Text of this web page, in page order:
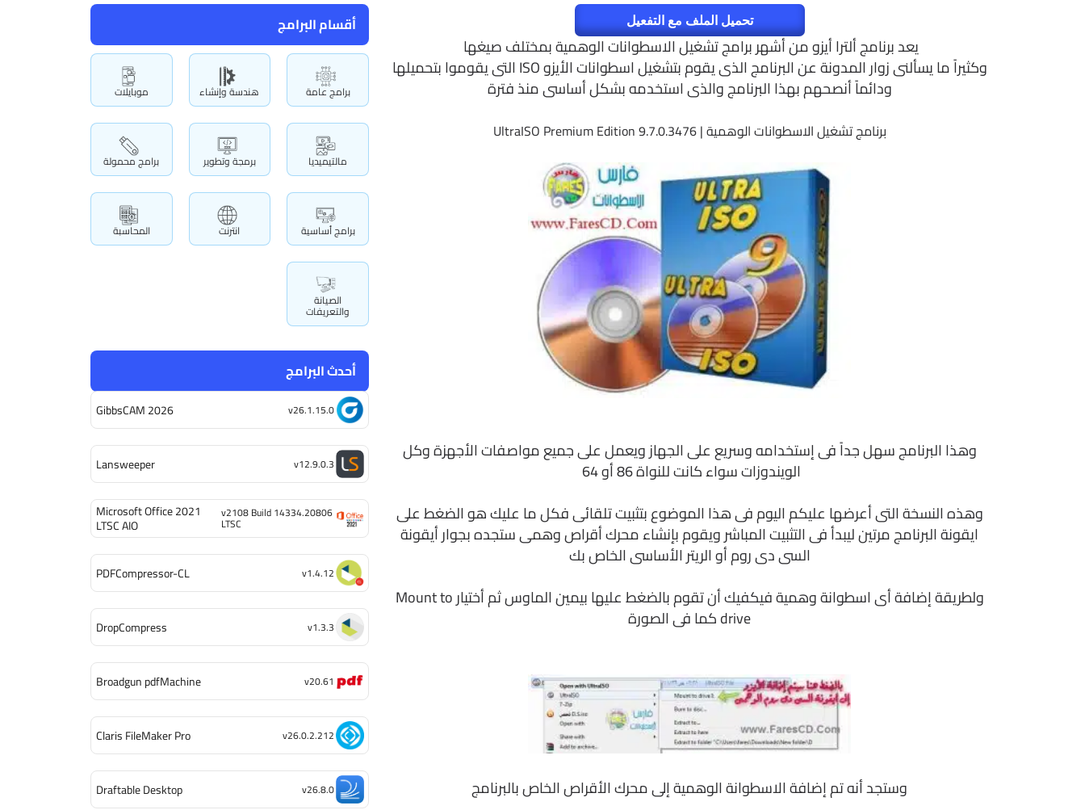
أقسام البرامج
برامج عامة هندسة وإنشاء موبايلات
مالتيميديا برمجة وتطوير برامج محمولة
برامج أساسية انترنت المحاسبة
الصيانة
والتعريفات
أحدث البرامج
GibbsCAM 2026 v26.1.15.0
Lansweeper v12.9.0.3
Microsoft Office 2021
LTSC AIO
v2108 Build 14334.20806
LTSC
PDFCompressor-CL v1.4.12
DropCompress v1.3.3
Broadgun pdfMachine v20.61
Claris FileMaker Pro v26.0.2.212
Draftable Desktop v26.8.0
تحميل الملف مع التفعيل
يعد برنامج ألترا أيزو من أشهر برامج تشغيل الاسطوانات الوهمية بمختلف صيغها
وكثيراً ما يسألنى زوار المدونة عن البرنامج الذى يقوم بتشغيل اسطوانات الأيزو ISO التى يقوموا بتحميلها
ودائماً أنصحهم بهذا البرنامج والذى استخدمه بشكل أساسى منذ فترة
برنامج تشغيل الاسطوانات الوهمية | UltraISO Premium Edition 9.7.0.3476
وهذا البرنامج سهل جداً فى إستخدامه وسريع على الجهاز ويعمل على جميع مواصفات الأجهزة وكل
الويندوزات سواء كانت للنواة 86 أو 64
وهذه النسخة التى أعرضها عليكم اليوم فى هذا الموضوع بتثبيت تلقائى فكل ما عليك هو الضغط على
ايقونة البرنامج مرتين ليبدأ فى التثبيت المباشر ويقوم بإنشاء محرك أقراص وهمى ستجده بجوار أيقونة
السى دى روم أو الريتر الأساسى الخاص بك
ولطريقة إضافة أى اسطوانة وهمية فيكفيك أن تقوم بالضغط عليها بيمين الماوس ثم أختيار Mount to
drive كما فى الصورة
وستجد أنه تم إضافة الاسطوانة الوهمية إلى محرك الأقراص الخاص بالبرنامج